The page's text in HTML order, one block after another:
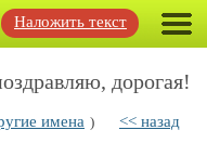
Наложить текст
дорогая!
имена ) << назад